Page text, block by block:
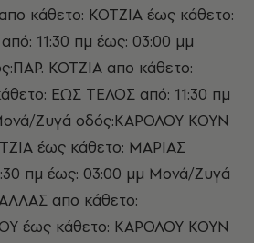
κάθετο: ΚΟΤΖΙΑ έως κάθετο:
11:30 πμ έως: 03:00 μμ
ΚΟΤΖΙΑ απο κάθετο:
ΕΩΣ ΤΕΛΟΣ από: 11:30 πμ
Ζυγά οδός:ΚΑΡΟΛΟΥ ΚΟΥΝ
έως κάθετο: ΜΑΡΙΑΣ
πμ έως: 03:00 μμ Μονά/Ζυγά
απο κάθετο:
έως κάθετο: ΚΑΡΟΛΟΥ ΚΟΥΝ